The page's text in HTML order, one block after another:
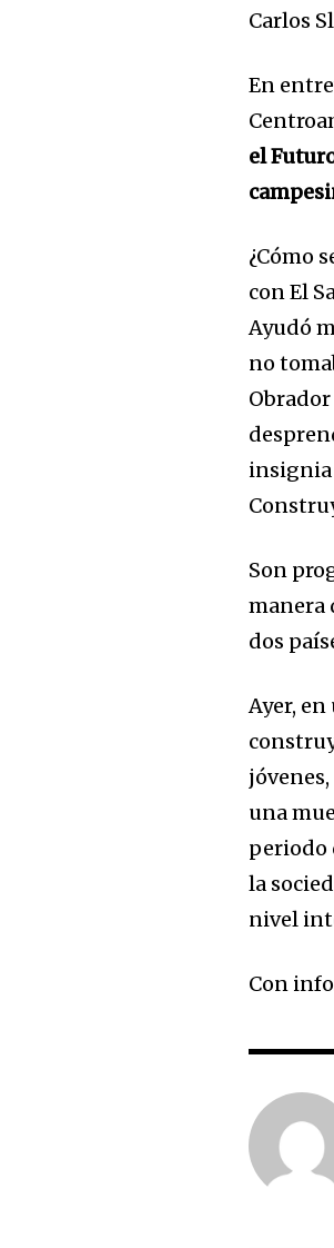
Carlos
En
el
¿Cómo
con El
Ayudó
no
Obrador
insignia
Son
manera
dos
Ayer,
una
periodo
la
nivel
Con